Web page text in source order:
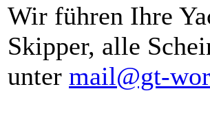
Wir führen Ihre
Skipper, alle
unter mail@gt-